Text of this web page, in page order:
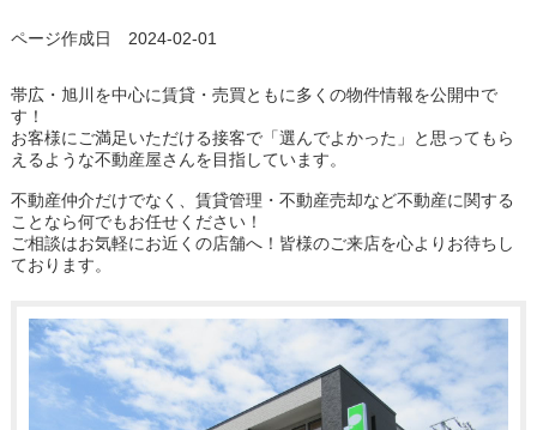
ページ作成日 2024-02-01
帯広・旭川を中心に賃貸・売買ともに多くの物件情報を公開中で
す！
お客様にご満足いただける接客で「選んでよかった」と思ってもら
えるような不動産屋さんを目指しています。
不動産仲介だけでなく、賃貸管理・不動産売却など不動産に関する
ことなら何でもお任せください！
ご相談はお気軽にお近くの店舗へ！皆様のご来店を心よりお待ちし
ております。